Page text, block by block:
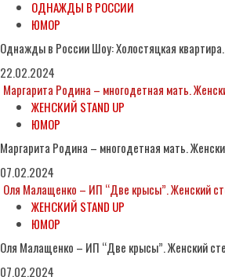
ОДНАЖДЫ В РОССИИ
ЮМОР
Однажды в России Шоу: Холостяцкая квартира.
22.02.2024
Маргарита Родина – многодетная мать.
ЖЕНСКИЙ STAND UP
ЮМОР
Маргарита Родина – многодетная мать.
07.02.2024
Оля Малащенко – ИП “Две крысы”. Женский
ЖЕНСКИЙ STAND UP
ЮМОР
Оля Малащенко – ИП “Две крысы”. Женский
07.02.2024